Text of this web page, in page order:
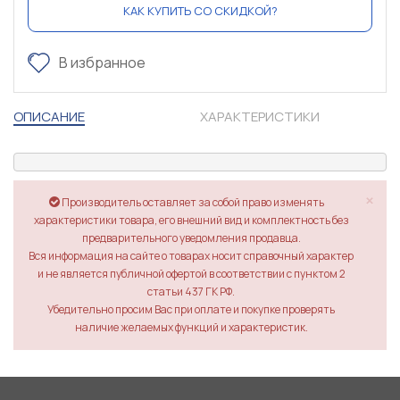
КАК КУПИТЬ СО СКИДКОЙ?
В избранное
ОПИСАНИЕ ХАРАКТЕРИСТИКИ
×
Производитель оставляет за собой право изменять
характеристики товара, его внешний вид и комплектность без
предварительного уведомления продавца.
Вся информация на сайте о товарах носит справочный характер
и не является публичной офертой в соответствии с пунктом 2
статьи 437 ГК РФ.
Убедительно просим Вас при оплате и покупке проверять
наличие желаемых функций и характеристик.